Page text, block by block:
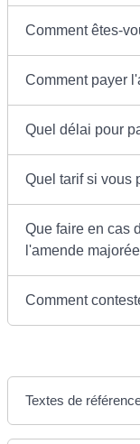
Comment êtes-
Comment payer
Quel délai pour
Quel tarif si vous
Que faire en cas
l'amende
Comment
Textes de